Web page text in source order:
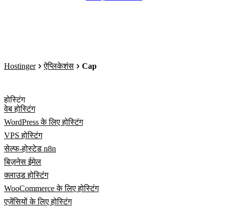
Hostinger ऐप्लिकेशंस Cap
होस्टिंग
वेब होस्टिंग
WordPress के लिए होस्टिंग
VPS होस्टिंग
सेल्फ-होस्टेड n8n
बिज़नेस ईमेल
क्लाउड होस्टिंग
WooCommerce के लिए होस्टिंग
एजेंसियों के लिए होस्टिंग